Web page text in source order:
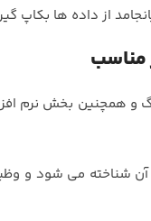
از داده ها بکاپ
و همچنین بخش نرم
شناخته می شود و